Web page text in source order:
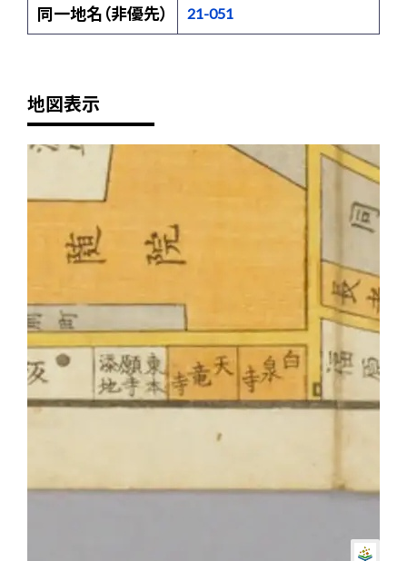
同一地名（非優先）
21-051
地図表示
-